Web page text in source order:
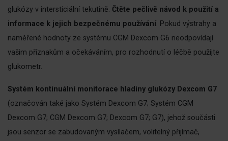
glukózy v intersticiální tekutině. Čtěte pečlivě návod k použití a
informace k jejich bezpečnému používání. Pokud výstrahy a
naměřené hodnoty ze systému CGM Dexcom G6 neodpovídají
vašim příznakům a očekáváním, pro rozhodnutí o léčbě použijte
glukometr.
Systém kontinuální monitorace hladiny glukózy Dexcom G7
(označován také jako Systém Dexcom G7; Systém CGM
Dexcom G7; CGM Dexcom G7; Dexcom G7; G7), jehož součásti
jsou senzor se zabudovaným vysílačem, volitelný přijímač,